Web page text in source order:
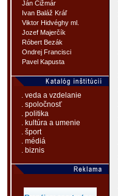
Ján Čižmár
Ivan Baláž Kráľ
Viktor Hidvéghy ml.
Jozef Majerčík
Róbert Bezák
Ondrej Francisci
Pavel Kapusta
. veda a vzdelanie
. spoločnosť
. politika
. kultúra a umenie
. šport
. médiá
. biznis